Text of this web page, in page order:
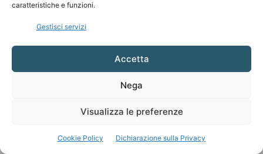
caratteristiche e funzioni.
Gestisci servizi
Accetta
Nega
Visualizza le preferenze
Cookie Policy Dichiarazione sulla Privacy